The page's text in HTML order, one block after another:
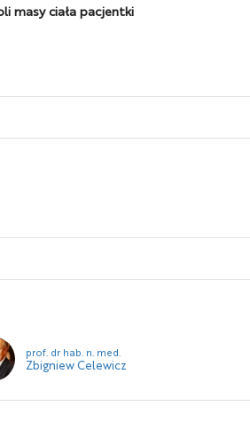
masy ciała pacjentki
prof. dr hab. n. med.
Zbigniew Celewicz